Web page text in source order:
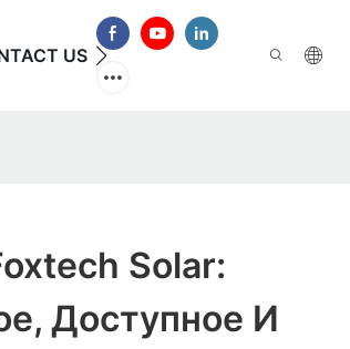
US ЧАСТО ЗАДАВАЕМЫЕ
Solar:
Доступное И